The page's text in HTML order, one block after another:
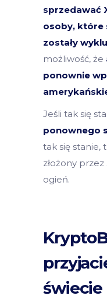
sprzedawać
osoby, które
zostały
możliwość, że
ponownie
Jeśli tak się
ponownego
tak się stanie,
złożony
ogień.